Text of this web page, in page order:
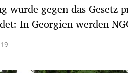
wurde gegen das
In Georgien werden